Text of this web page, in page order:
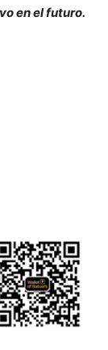
en el futuro.